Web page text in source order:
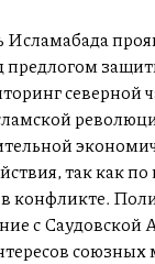
Исламабада
предлогом
северной
так как
в конфликте.
с
союзных